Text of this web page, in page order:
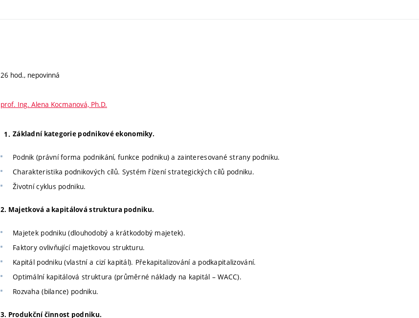
26 hod., nepovinná
prof. Ing. Alena Kocmanová, Ph.D.
Základní kategorie podnikové ekonomiky.
Podnik (právní forma podnikání, funkce podniku) a zainteresované strany podniku.
Charakteristika podnikových cílů. Systém řízení strategických cílů podniku.
Životní cyklus podniku.
2. Majetková a kapitálová struktura podniku.
Majetek podniku (dlouhodobý a krátkodobý majetek).
Faktory ovlivňující majetkovou strukturu.
Kapitál podniku (vlastní a cizí kapitál). Překapitalizování a podkapitalizování.
Optimální kapitálová struktura (průměrné náklady na kapitál – WACC).
Rozvaha (bilance) podniku.
3. Produkční činnost podniku.